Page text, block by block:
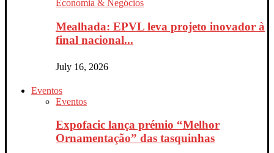
Economia & Negócios
Mealhada: EPVL leva projeto inovador à
final nacional...
July 16, 2026
Eventos
Eventos
Expofacic lança prémio “Melhor
Ornamentação” das tasquinhas